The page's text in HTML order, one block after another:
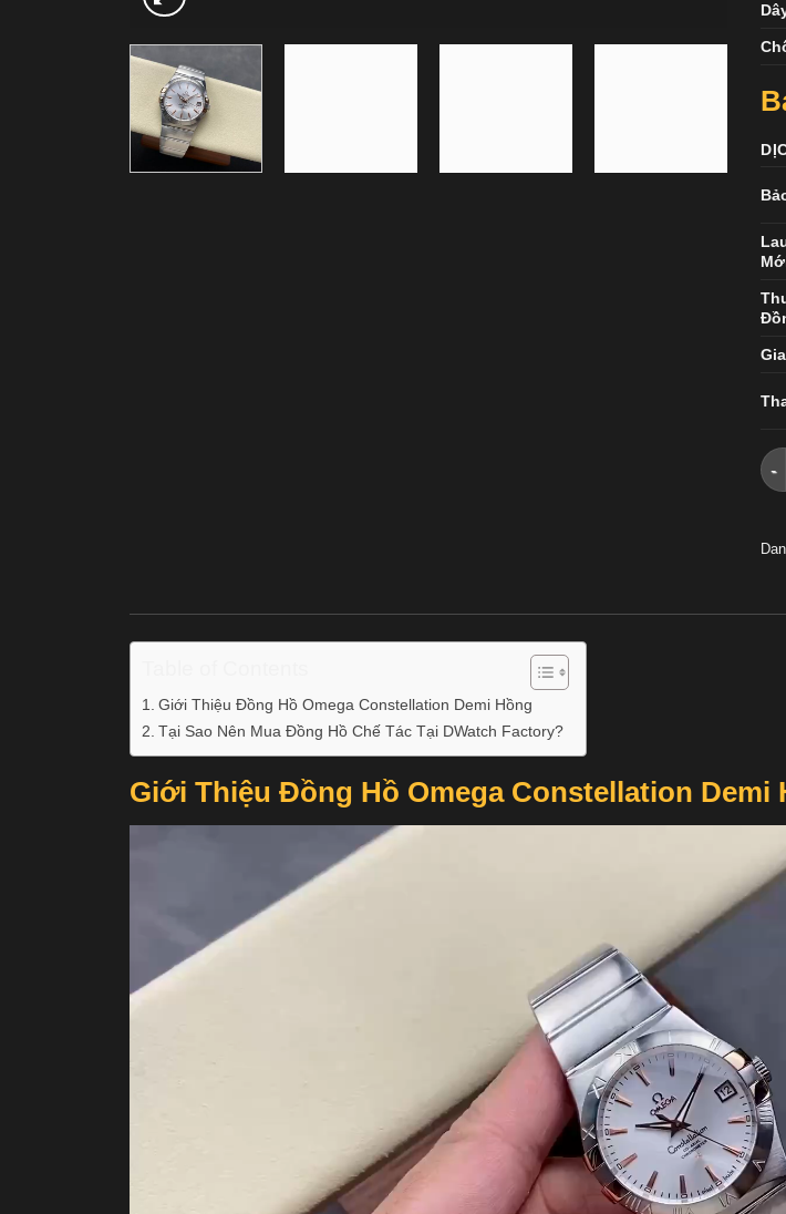
Giới Thiệu Đồng Hồ Omega Constellation Demi Hồng
Tại Sao Nên Mua Đồng Hồ Chế Tác Tại DWatch Factory?
Giới Thiệu Đồng Hồ Omega Constellation Demi